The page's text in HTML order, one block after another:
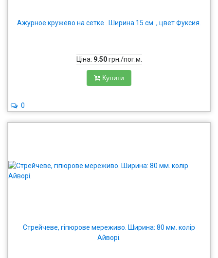
Ажурное кружево на сетке . Ширина 15 см. , цвет Фуксия.
Ціна: 9.50грн./пог.м.
Купити
0
Стрейчеве, гіпюрове мереживо. Ширина: 80 мм. колір
Айворі.